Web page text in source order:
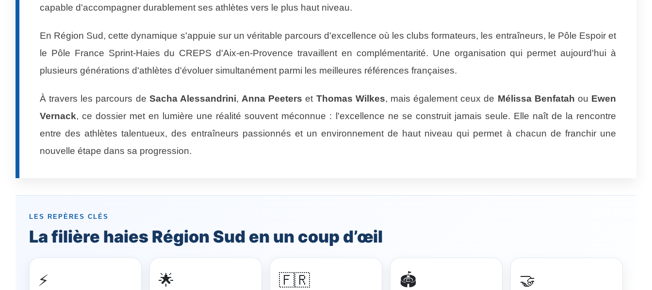
capable d'accompagner durablement ses athlètes vers le plus haut niveau.
En Région Sud, cette dynamique s'appuie sur un véritable parcours d'excellence où les clubs formateurs, les entraîneurs, le Pôle Espoir et
le Pôle France Sprint-Haies du CREPS d'Aix-en-Provence travaillent en complémentarité. Une organisation qui permet aujourd'hui à
plusieurs générations d'athlètes d'évoluer simultanément parmi les meilleures références françaises.
À travers les parcours de Sacha Alessandrini, Anna Peeters et Thomas Wilkes, mais également ceux de Mélissa Benfatah ou Ewen
Vernack, ce dossier met en lumière une réalité souvent méconnue : l'excellence ne se construit jamais seule. Elle naît de la rencontre
entre des athlètes talentueux, des entraîneurs passionnés et un environnement de haut niveau qui permet à chacun de franchir une
nouvelle étape dans sa progression.
LES REPÈRES CLÉS
La filière haies Région Sud en un coup d’œil
⚡ 🌟 🇫🇷 🏟️ 🤝